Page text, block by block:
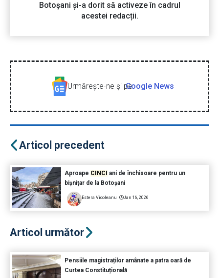
Botoșani și-a dorit să activeze în cadrul
acestei redacții.
Urmăreşte-ne şi peGoogle News
Articol precedent
Aproape CINCI ani de închisoare pentru un
bișnițar de la Botoșani
Estera Vicoleanu Jan 16, 2026
Articol următor
Pensiile magistraților amânate a patra oară de
Curtea Constituțională